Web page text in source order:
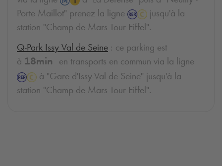
Porte Maillot" prenez la ligne
jusqu'à la
station "Champ de Mars Tour Eiffel".
Q-Park Issy Val de Seine : ce parking est
à 18min en transports en commun via la ligne
à "Gare d'Issy-Val de Seine" jusqu'à la
station "Champ de Mars Tour Eiffel".